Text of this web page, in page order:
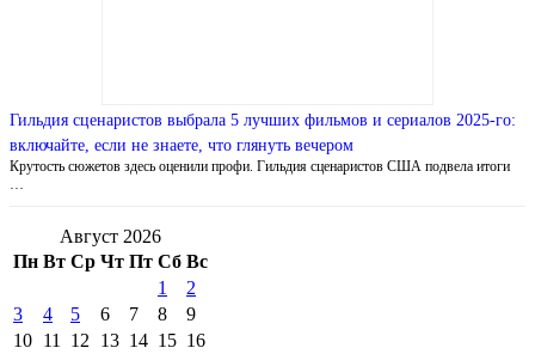
Гильдия сценаристов выбрала 5 лучших фильмов и сериалов 2025-го:
включайте, если не знаете, что глянуть вечером
Крутость сюжетов здесь оценили профи. Гильдия сценаристов США подвела итоги
Август 2026
Пн Вт Ср Чт Пт Сб Вс
1
2
3
4 5 6 7 8
9
10 11 12 13 14 15 16